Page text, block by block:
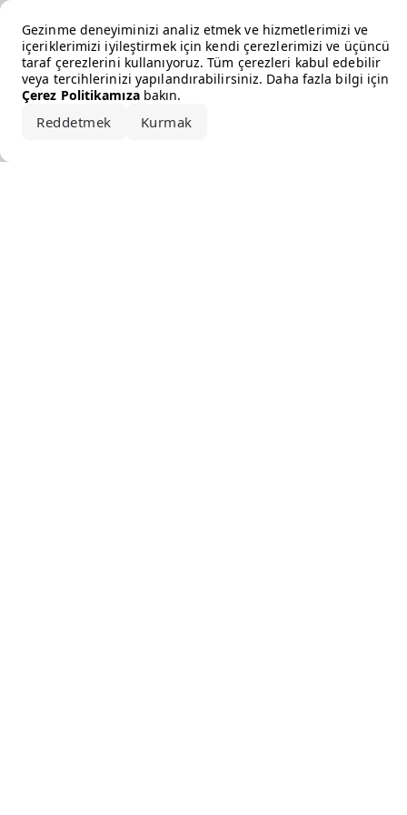
Gezinme deneyiminizi analiz etmek ve hizmetlerimizi ve
içeriklerimizi iyileştirmek için kendi çerezlerimizi ve üçüncü
taraf çerezlerini kullanıyoruz. Tüm çerezleri kabul edebilir
veya tercihlerinizi yapılandırabilirsiniz. Daha fazla bilgi için
Çerez Politikamızabakın.
Reddetmek Kurmak
Error loading the brand